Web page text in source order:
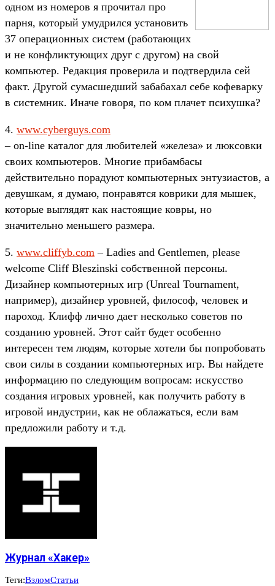
одном из номеров я прочитал про
парня, который умудрился установить
37 операционных систем (работающих
и не конфликтующих друг с другом) на свой
компьютер. Редакция проверила и подтвердила сей
факт. Другой сумасшедший забабахал себе кофеварку
в системник. Иначе говоря, по ком плачет психушка?
4. www.cyberguys.com
– on-line каталог для любителей «железа» и люксовки
своих компьютеров. Многие прибамбасы
действительно порадуют компьютерных энтузиастов, а
девушкам, я думаю, понравятся коврики для мышек,
которые выглядят как настоящие ковры, но
значительно меньшего размера.
5. www.cliffyb.com – Ladies and Gentlemen, please
welcome Cliff Bleszinski собственной персоны.
Дизайнер компьютерных игр (Unreal Tournament,
например), дизайнер уровней, философ, человек и
пароход. Клифф лично дает несколько советов по
созданию уровней. Этот сайт будет особенно
интересен тем людям, которые хотели бы попробовать
свои силы в создании компьютерных игр. Вы найдете
информацию по следующим вопросам: искусство
создания игровых уровней, как получить работу в
игровой индустрии, как не облажаться, если вам
предложили работу и т.д.
Журнал «Хакер»
Теги:ВзломСтатьи